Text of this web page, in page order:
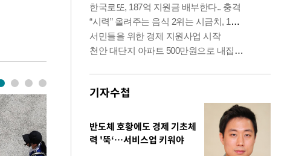
기자수첩
반도체 호황에도 경제 기초체
력 '뚝‘…서비스업 키워야